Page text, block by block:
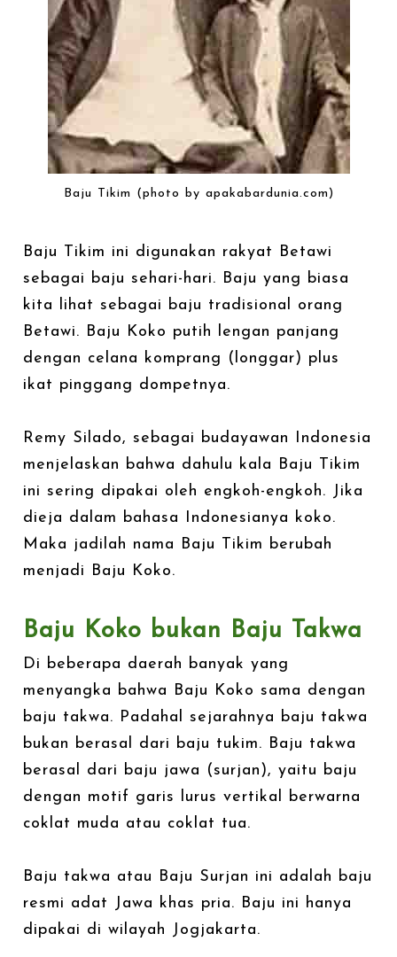
Baju Tikim (photo by apakabardunia.com)
Baju Tikim ini digunakan rakyat Betawi
sebagai baju sehari-hari. Baju yang biasa
kita lihat sebagai baju tradisional orang
Betawi. Baju Koko putih lengan panjang
dengan celana komprang (longgar) plus
ikat pinggang dompetnya.
Remy Silado, sebagai budayawan Indonesia
menjelaskan bahwa dahulu kala Baju Tikim
ini sering dipakai oleh engkoh-engkoh. Jika
dieja dalam bahasa Indonesianya koko.
Maka jadilah nama Baju Tikim berubah
menjadi Baju Koko.
Baju Koko bukan Baju Takwa
Di beberapa daerah banyak yang
menyangka bahwa Baju Koko sama dengan
baju takwa. Padahal sejarahnya baju takwa
bukan berasal dari baju tukim. Baju takwa
berasal dari baju jawa (surjan), yaitu baju
dengan motif garis lurus vertikal berwarna
coklat muda atau coklat tua.
Baju takwa atau Baju Surjan ini adalah baju
resmi adat Jawa khas pria. Baju ini hanya
dipakai di wilayah Jogjakarta.